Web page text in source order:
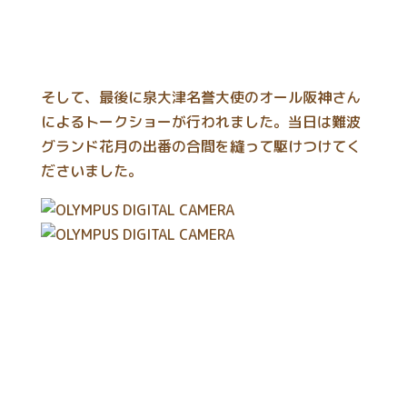
そして、最後に泉大津名誉大使のオール阪神さん
によるトークショーが行われました。当日は難波
グランド花月の出番の合間を縫って駆けつけてく
ださいました。